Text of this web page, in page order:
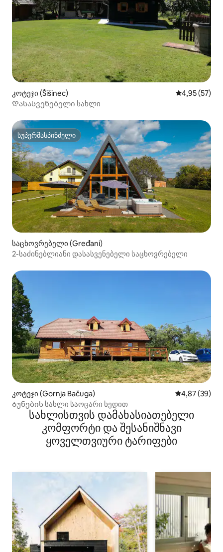
კოტეჯი (Šišinec) საშუალო
4,95 (57)
Დასასვენებელი სახლი
სუპერმასპინძელი
სუპერმასპინძელი
საცხოვრებელი (Gređani)
2-საძინებლიანი დასასვენებელი საცხოვრებელი
კოტეჯი (Gornja Bačuga) საშუალო
4,87 (39)
Ბუნების სახლი საოცარი ხედით
სახლისთვის დამახასიათებელი
კომფორტი და შესანიშნავი
ყოველთვიური ტარიფები